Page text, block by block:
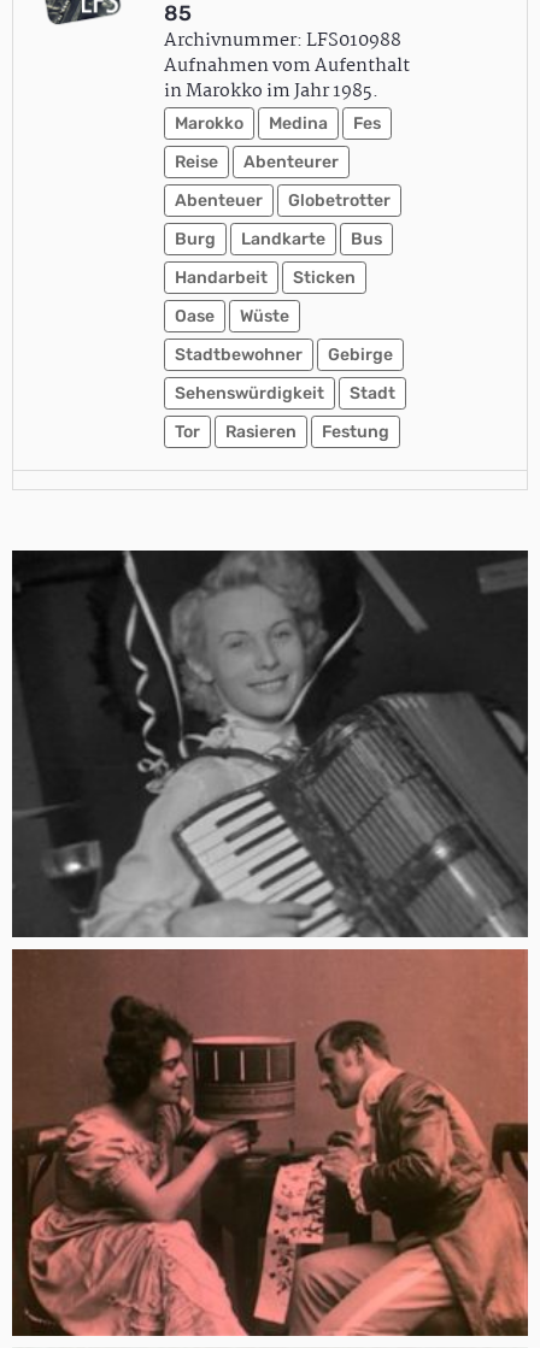
85
Archivnummer: LFS010988
Aufnahmen vom Aufenthalt
in Marokko im Jahr 1985.
Marokko Medina
Fes
Reise
Abenteurer
Abenteuer
Globetrotter
Burg
Landkarte
Bus
Handarbeit
Sticken
Oase
Wüste
Stadtbewohner
Gebirge
Sehenswürdigkeit
Stadt
Tor
Rasieren Festung